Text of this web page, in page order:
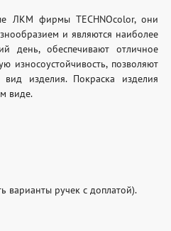
ЛКМ фирмы TECHNOcolor, они
и являются наиболее
день, обеспечивают отличное
износоустойчивость, позволяют
изделия. Покраска изделия
виде.
варианты ручек с доплатой).